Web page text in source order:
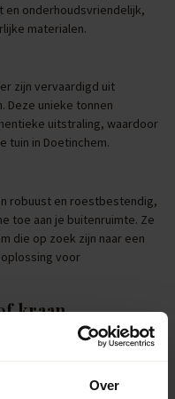
Over
en onderhoudsvriendelijk,
materialen.
zijn vervaardigd uit
Deze unieke tonnen
uitstraling, waardoor
tuin in Doetinchem.
robuust en roestbestendig,
toe aan je buitenruimte. Ze
die op zoek zijn naar een
voor
kraan
met
kun je eenvoudig een